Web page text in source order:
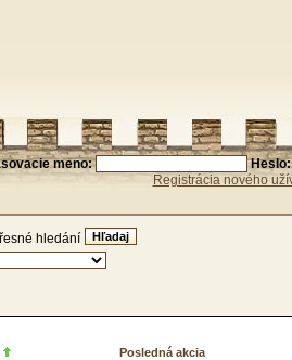
meno:
Registrácia nového
hledání
Posledná akcia